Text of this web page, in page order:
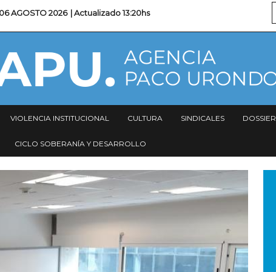
06 AGOSTO 2026 | Actualizado13:20hs
VIOLENCIA INSTITUCIONAL CULTURA SINDICALES DOSSIER
CICLO SOBERANÍA Y DESARROLLO